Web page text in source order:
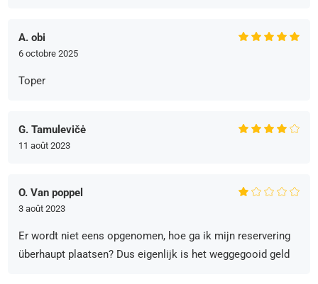
A. obi
6 octobre 2025
Toper
G. Tamulevičė
11 août 2023
O. Van poppel
3 août 2023
Er wordt niet eens opgenomen, hoe ga ik mijn reservering
überhaupt plaatsen? Dus eigenlijk is het weggegooid geld